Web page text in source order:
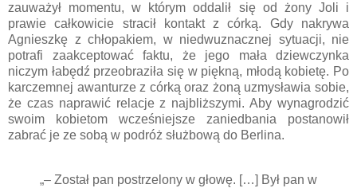
zauważył momentu, w którym oddalił się od żony Joli i
prawie całkowicie stracił kontakt z córką. Gdy nakrywa
Agnieszkę z chłopakiem, w niedwuznacznej sytuacji, nie
potrafi zaakceptować faktu, że jego mała dziewczynka
niczym łabędź przeobraziła się w piękną, młodą kobietę. Po
karczemnej awanturze z córką oraz żoną uzmysławia sobie,
że czas naprawić relacje z najbliższymi. Aby wynagrodzić
swoim kobietom wcześniejsze zaniedbania postanowił
zabrać je ze sobą w podróż służbową do Berlina.
„– Został pan postrzelony w głowę. […] Był pan w